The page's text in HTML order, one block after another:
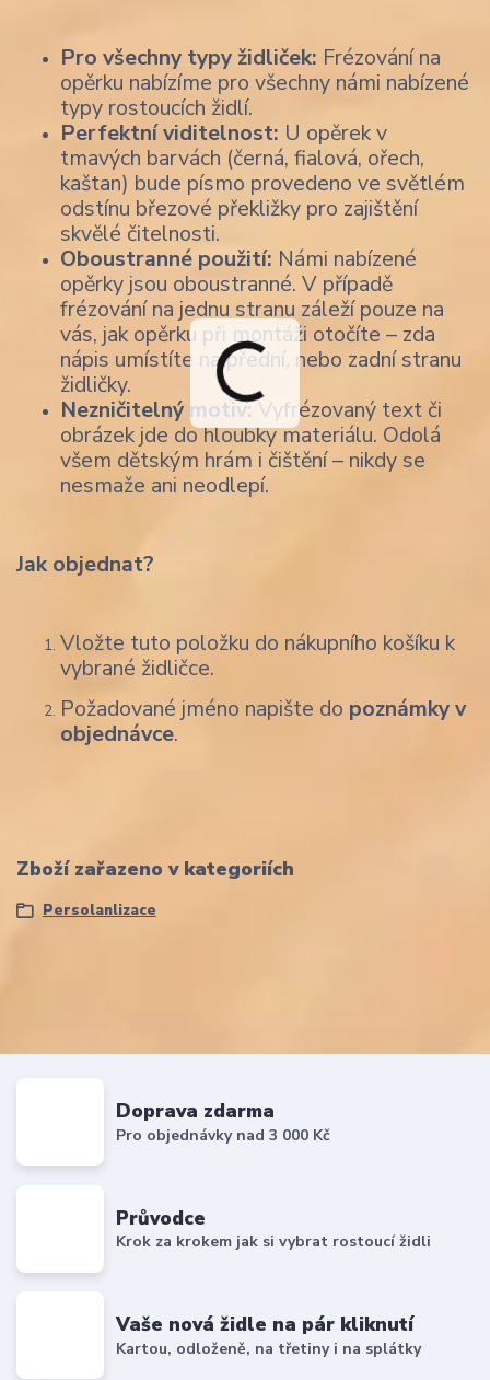
Pro všechny typy židliček: Frézování na
opěrku nabízíme pro všechny námi nabízené
typy rostoucích židlí.
Perfektní viditelnost: U opěrek v
tmavých barvách (černá, fialová, ořech,
kaštan) bude písmo provedeno ve světlém
odstínu březové překližky pro zajištění
skvělé čitelnosti.
Oboustranné použití: Námi nabízené
opěrky jsou oboustranné. V případě
frézování na jednu stranu záleží pouze na
vás, jak opěrku při montáži otočíte – zda
nápis umístíte na přední, nebo zadní stranu
židličky.
Nezničitelný motiv:Vyfrézovaný text či
obrázek jde do hloubky materiálu. Odolá
všem dětským hrám i čištění – nikdy se
nesmaže ani neodlepí.
Jak objednat?
Vložte tuto položku do nákupního košíku k
vybrané židličce.
Požadované jméno napište do poznámky v
objednávce.
Zboží zařazeno v kategoriích
Persolanlizace
Doprava zdarma
Pro objednávky nad 3 000 Kč
Průvodce
Krok za krokem jak si vybrat rostoucí židli
Vaše nová židle na pár kliknutí
Kartou, odloženě, na třetiny i na splátky